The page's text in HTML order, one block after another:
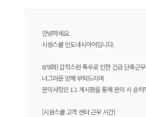
안녕하세요.
시원스쿨 인도네시아어입니다.
8/9(화) 갑작스런 폭우로 인한 긴급 단축근
너그러운 양해 부탁드리며
문의사항은 1:1 게시판을 통해 문의 시 순
[시원스쿨 고객 센터 근무 시간]